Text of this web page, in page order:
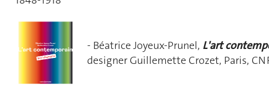
- Béatrice Joyeux-Prunel, L'art
designer Guillemette Crozet, Paris,